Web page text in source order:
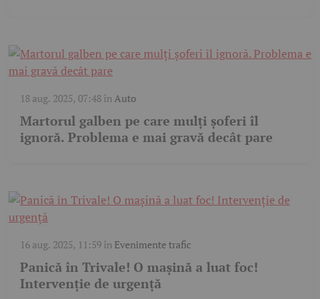
18 aug. 2025, 07:48 înAuto
Martorul galben pe care mulți șoferi îl
ignoră. Problema e mai gravă decât pare
16 aug. 2025, 11:59 în Evenimente trafic
Panică în Trivale! O mașină a luat foc!
Intervenție de urgență